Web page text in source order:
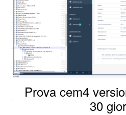
Prova cem4
30